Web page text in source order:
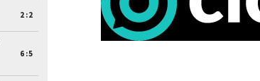
2:2
6:5